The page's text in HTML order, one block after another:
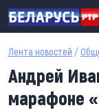
Перейти к основному
Лента новостей /
Андрей
марафоне